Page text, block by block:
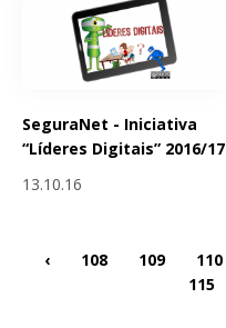
SeguraNet - Iniciativa
“Líderes Digitais” 2016/17
13.10.16
‹ 108 109 110
115